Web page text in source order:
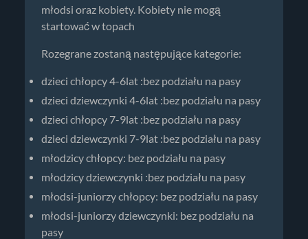
młodsi oraz kobiety. Kobiety nie mogą
startować w topach
Rozegrane zostaną następujące kategorie:
dzieci chłopcy 4-6lat :bez podziału na pasy
dzieci dziewczynki 4-6lat :bez podziału na pasy
dzieci chłopcy 7-9lat :bez podziału na pasy
dzieci dziewczynki 7-9lat :bez podziału na pasy
młodzicy chłopcy: bez podziału na pasy
młodzicy dziewczynki :bez podziału na pasy
młodsi-juniorzy chłopcy: bez podziału na pasy
młodsi-juniorzy dziewczynki: bez podziału na
pasy